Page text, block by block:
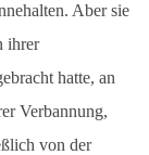
Aber sie
ihrer
hatte, an
Verbannung,
von der